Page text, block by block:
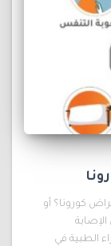
كورونا؟ أو
كوفيد-19. أعراض الإصابة
الطبية في